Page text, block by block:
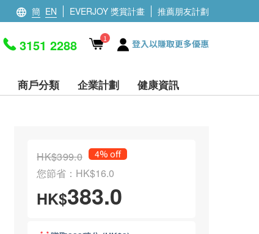
簡 EN EVERJOY 獎賞計畫 推薦朋友計劃
3151 2288 1 登入以賺取更多優惠
商戶分類 企業計劃 健康資訊
HK$399.0 4% off
您節省：HK$16.0
HK$383.0